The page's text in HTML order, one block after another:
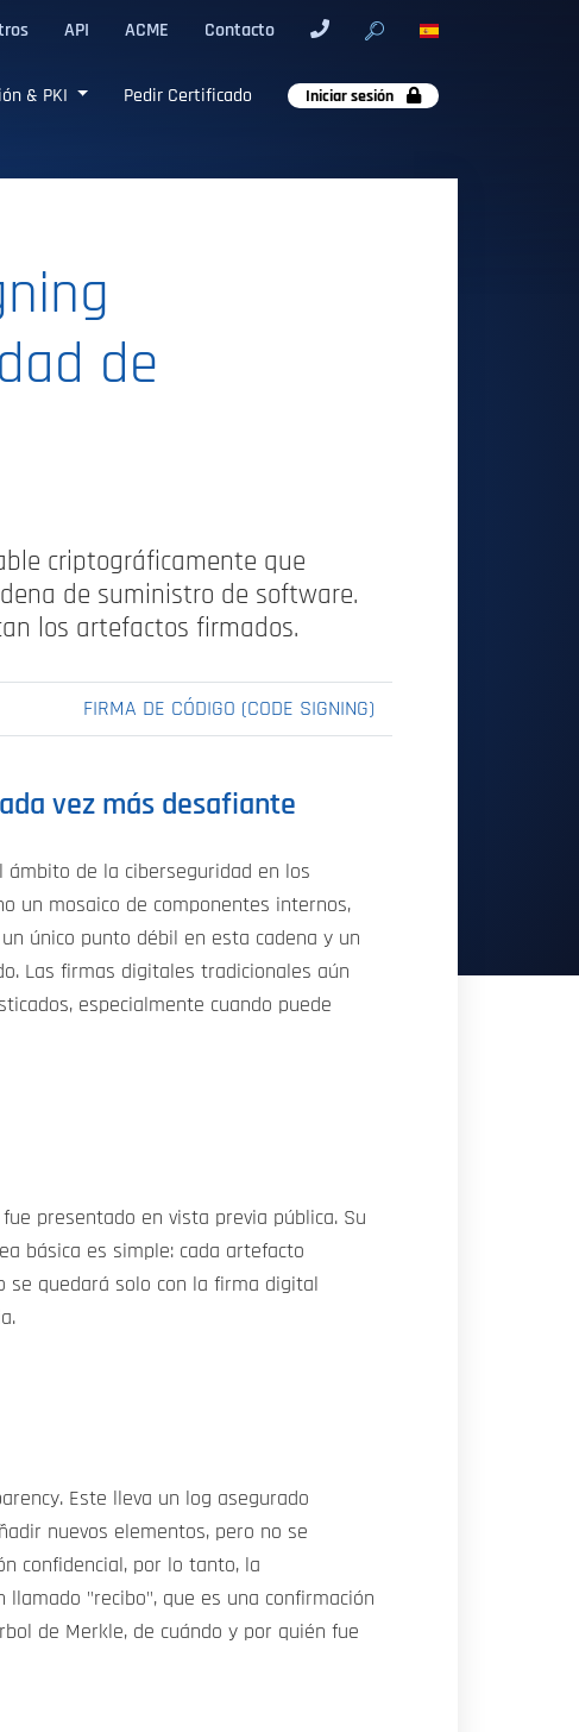
API ACME Contacto
& PKI Pedir Certificado Iniciar sesión
de
criptográficamente que
de suministro de software.
los artefactos firmados.
FIRMA DE CÓDIGO (CODE SIGNING)
vez más desafiante
de la ciberseguridad en los
un mosaico de componentes internos,
único punto débil en esta cadena y un
Las firmas digitales tradicionales aún
especialmente cuando puede
fue presentado en vista previa pública. Su
básica es simple: cada artefacto
quedará solo con la firma digital
Este lleva un log asegurado
nuevos elementos, pero no se
confidencial, por lo tanto, la
"recibo", que es una confirmación
de Merkle, de cuándo y por quién fue